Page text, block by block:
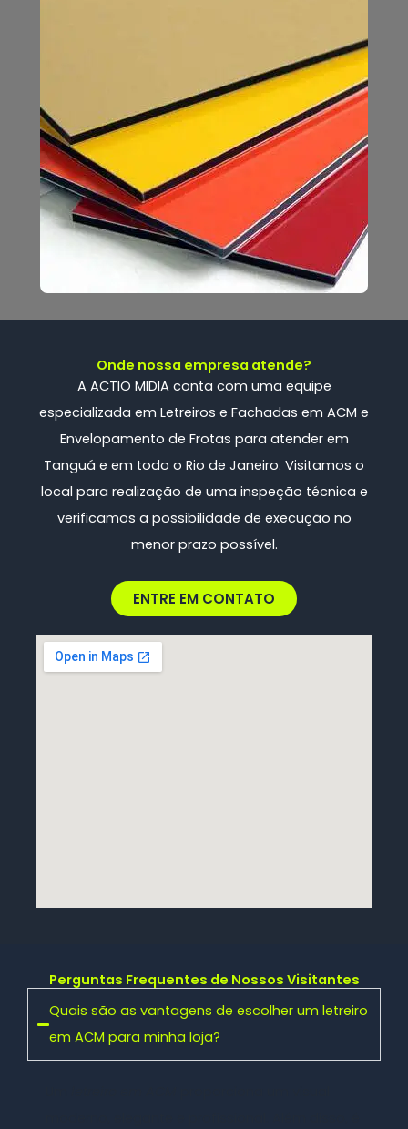
Onde nossa empresa atende?
A ACTIO MIDIA conta com uma equipe
especializada em Letreiros e Fachadas em ACM e
Envelopamento de Frotas para atender em
Tanguá e em todo o Rio de Janeiro. Visitamos o
local para realização de uma inspeção técnica e
verificamos a possibilidade de execução no
menor prazo possível.
ENTRE EM CONTATO
Perguntas Frequentes de Nossos Visitantes
Quais são as vantagens de escolher um letreiro
em ACM para minha loja?